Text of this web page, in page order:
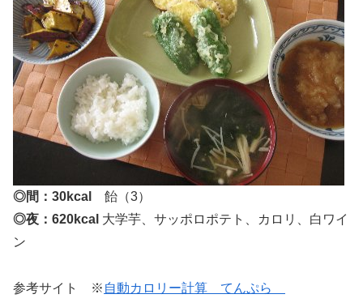
◎間：30kcal
飴（3）
◎夜：620kcal 大学芋、サッポロポテト、カロリ、白ワイ
ン
参考サイト ※ 自動カロリー計算 てんぷら